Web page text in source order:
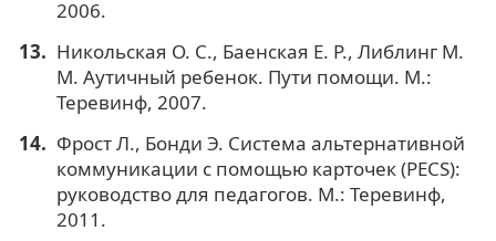
2006.
Никольская О. С., Баенская Е. Р., Либлинг М.
М. Аутичный ребенок. Пути помощи. М.:
Теревинф, 2007.
Фрост Л., Бонди Э. Система альтернативной
коммуникации с помощью карточек (PECS):
руководство для педагогов. М.: Теревинф,
2011.